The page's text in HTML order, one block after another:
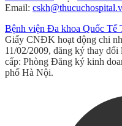
Email:
Bệnh viện Đa khoa Quốc Tế
Giấy CNĐK hoạt động chi
11/02/2009, đăng ký thay
cấp: Phòng Đăng ký kinh
phố Hà Nội.